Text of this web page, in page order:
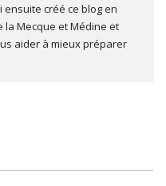
ensuite créé ce blog en
la Mecque et Médine et
aider à mieux préparer